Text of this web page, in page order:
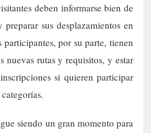
deben informarse bien de
sus desplazamientos en
participantes, por su parte, tienen
nuevas rutas y requisitos, y estar
si quieren participar
siendo un gran momento para